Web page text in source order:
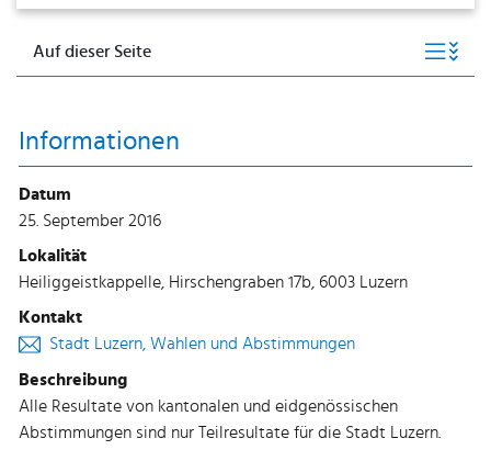
Informationen
Datum
25. September 2016
Lokalität
Heiliggeistkappelle, Hirschengraben 17b, 6003 Luzern
Kontakt
Stadt Luzern, Wahlen und Abstimmungen
Beschreibung
Alle Resultate von kantonalen und eidgenössischen
Abstimmungen sind nur Teilresultate für die Stadt Luzern.
Auf dieser Seite